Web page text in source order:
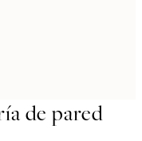
de pared